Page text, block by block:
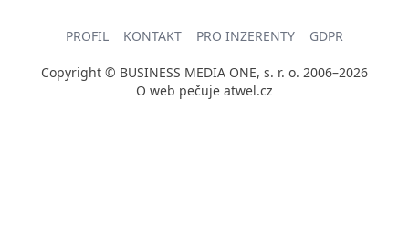
PROFIL KONTAKT PRO INZERENTY GDPR
Copyright © BUSINESS MEDIA ONE, s. r. o. 2006–2026